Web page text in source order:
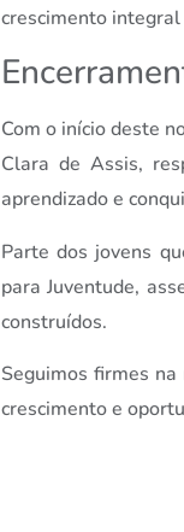
crescimento
Com o início deste
Clara de Assis,
aprendizado e
Parte dos jovens
para Juventude,
construídos.
Seguimos firmes
crescimento e